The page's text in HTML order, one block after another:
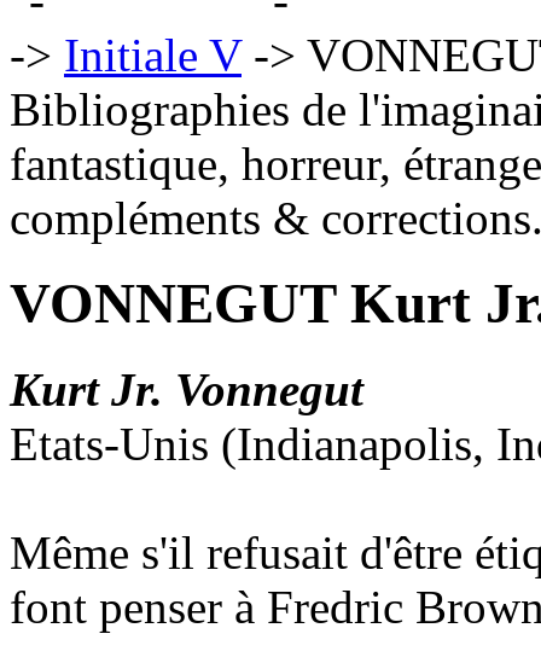
Initiale V
Bibliographies de
fantastique, horreur,
compléments &
VONNEGUT Kurt
Kurt Jr. Vonnegut
Etats-Unis (Indianapolis,
Même s'il refusait d'être
font penser à Fredric